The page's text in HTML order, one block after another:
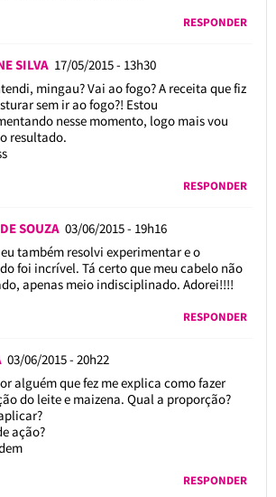
RESPONDER
SILVA 17/05/2015 - 13h30
mingau? Vai ao fogo? A receita que fiz
sem ir ao fogo?! Estou
nesse momento, logo mais vou
resultado.
RESPONDER
SOUZA 03/06/2015 - 19h16
também resolvi experimentar e o
foi incrível. Tá certo que meu cabelo não
apenas meio indisciplinado. Adorei!!!!
RESPONDER
03/06/2015 - 20h22
alguém que fez me explica como fazer
do leite e maizena. Qual a proporção?
ação?
RESPONDER